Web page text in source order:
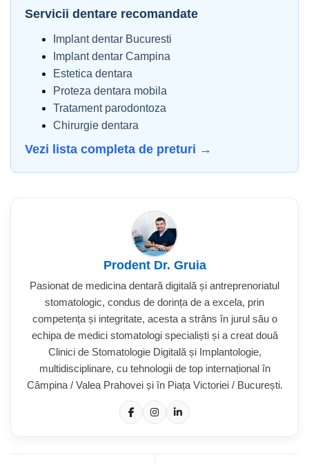
Servicii dentare recomandate
Implant dentar Bucuresti
Implant dentar Campina
Estetica dentara
Proteza dentara mobila
Tratament parodontoza
Chirurgie dentara
Vezi lista completa de preturi →
Prodent Dr. Gruia
Pasionat de medicina dentară digitală și antreprenoriatul
stomatologic, condus de dorința de a excela, prin
competența și integritate, acesta a strâns în jurul său o
echipa de medici stomatologi specialiști și a creat două
Clinici de Stomatologie Digitală și Implantologie,
multidisciplinare, cu tehnologii de top internațional în
Câmpina / Valea Prahovei și în Piața Victoriei / București.